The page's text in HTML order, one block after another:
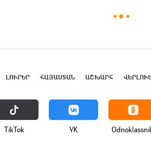
ԼՈՒՐԵՐ ՀԱՅԱՍՏԱՆ ԱՇԽԱՐՀ
ТikТоk VK